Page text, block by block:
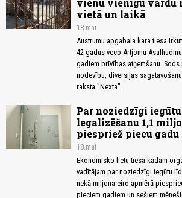
vienu vienīgu vārdu
vietā un laikā
18.mai
Austrumu apgabala kara tiesa
42 gadus veco Artjomu
gadiem brīvības atņemšanu.
nodevību, diversijas
raksta "Nexta".
Par noziedzīgi
legalizēšanu 1,1
piespriež piecu
18.mai
Ekonomisko lietu tiesa kādam
vadītājam par noziedzīgi iegūtu
nekā miljona eiro apmērā
pieciem gadiem un sešiem